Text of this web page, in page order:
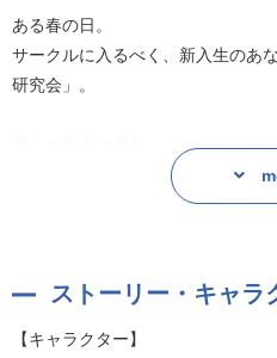
ある春の日。
サークルに入るべく、新入生のあ
研究会」。
映画を観るだけなら自分に合うか
ストーリー・キャラ
【キャラクター】